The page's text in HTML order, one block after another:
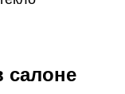
салоне